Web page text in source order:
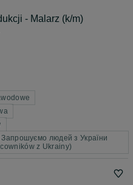
- Malarz (k/m)
людей з України
z Ukrainy)